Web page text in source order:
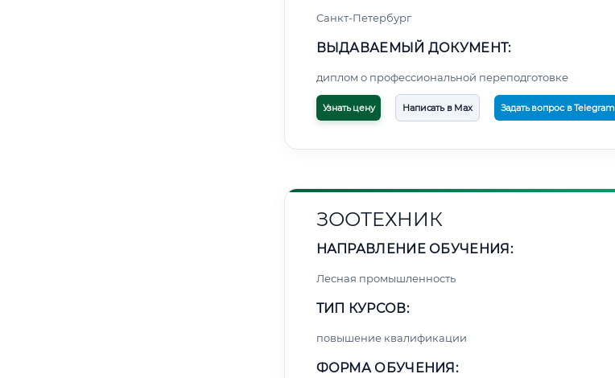
Санкт-Петербург
ВЫДАВАЕМЫЙ ДОКУМЕНТ:
диплом о профессиональной переподготовке
Узнать цену Написать в Max Задать вопрос в Telegram
ЗООТЕХНИК
НАПРАВЛЕНИЕ ОБУЧЕНИЯ:
Лесная промышленность
ТИП КУРСОВ:
повышение квалификации
ФОРМА ОБУЧЕНИЯ: